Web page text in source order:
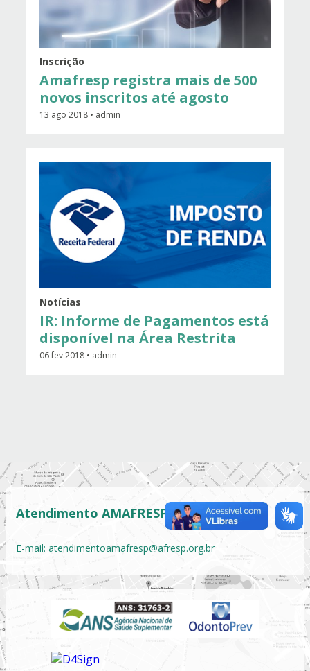
Inscrição
Amafresp registra mais de 500
novos inscritos até agosto
13 ago 2018 • admin
Notícias
IR: Informe de Pagamentos está
disponível na Área Restrita
06 fev 2018 • admin
Atendimento AMAFRESP
E-mail: atendimentoamafresp@afresp.org.br